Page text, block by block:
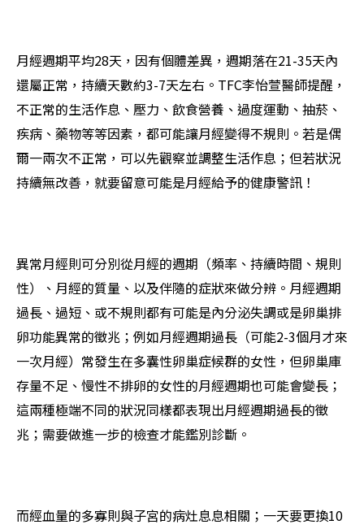
月經週期平均28天，因有個體差異，週期落在21-35天內
還屬正常，持續天數約3-7天左右。TFC李怡萱醫師提醒，
不正常的生活作息、壓力、飲食營養、過度運動、抽菸、
疾病、藥物等等因素，都可能讓月經變得不規則。若是偶
爾一兩次不正常，可以先觀察並調整生活作息；但若狀況
持續無改善，就要留意可能是月經給予的健康警訊！
異常月經則可分別從月經的週期（頻率、持續時間、規則
性）、月經的質量、以及伴隨的症狀來做分辨。月經週期
過長、過短、或不規則都有可能是內分泌失調或是卵巢排
卵功能異常的徵兆；例如月經週期過長（可能2-3個月才來
一次月經）常發生在多囊性卵巢症候群的女性，但卵巢庫
存量不足、慢性不排卵的女性的月經週期也可能會變長；
這兩種極端不同的狀況同樣都表現出月經週期過長的徵
兆；需要做進一步的檢查才能鑑別診斷。
而經血量的多寡則與子宮的病灶息息相關；一天要更換10